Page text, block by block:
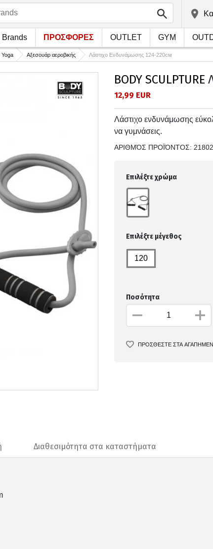
Brands ΠΡΟΣΦΟΡΕΣ OUTLET GYM
Yoga Αξεσουάρ αεροβικής Λάστιχο Ενδυνάμωσης 124-220см
BODY SCULPTURE
12,99 EUR
Λάστιχο ενδυνάμωσης
να γυμνάσεις.
ΑΡΙΘΜΌΣ ΠΡΟΪΌΝΤΟΣ:
Επιλέξτε χρώμα
Επιλέξτε μέγεθος
120
Ποσότητα
ΠΡΟΣΘΕΣΤΕ ΣΤΑ
Διαθεσιμότητα στα καταστήματα